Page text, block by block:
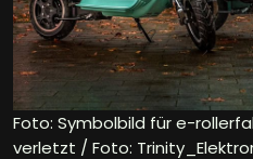
Foto: Symbolbild für e-
verletzt / Foto: